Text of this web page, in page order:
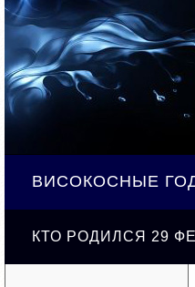
ВИСОКОСНЫЕ
КТО РОДИЛСЯ 29